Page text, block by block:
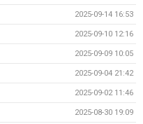
2025-09-14 16:53
2025-09-10 12:16
2025-09-09 10:05
2025-09-04 21:42
2025-09-02 11:46
2025-08-30 19:09